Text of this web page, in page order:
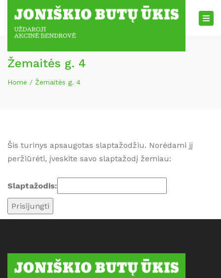
Žemaitės g. 4
Home Žemaitės g. 4
Šis turinys apsaugotas slaptažodžiu. Norėdami jį
peržiūrėti, įveskite savo slaptažodį žemiau:
Slaptažodis: